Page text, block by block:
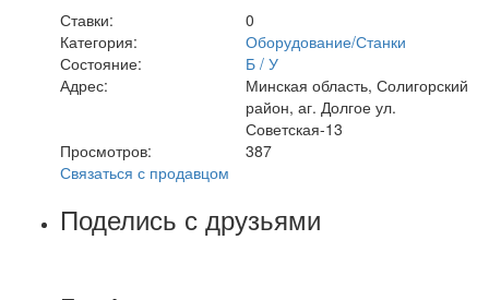
Ставки:
0
Категория:
Оборудование/Станки
Состояние:
Б / У
Адрес:
Минская область, Солигорский
район, аг. Долгое ул.
Советская-13
Просмотров:
387
Связаться с продавцом
Поделись с друзьями